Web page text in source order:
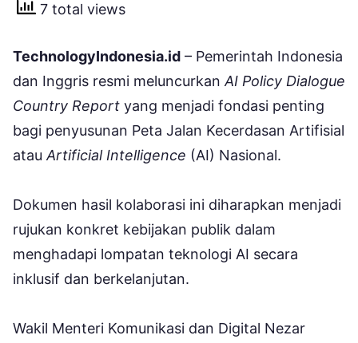
7 total views
TechnologyIndonesia.id – Pemerintah Indonesia
dan Inggris resmi meluncurkan AI Policy Dialogue
Country Report yang menjadi fondasi penting
bagi penyusunan Peta Jalan Kecerdasan Artifisial
atau Artificial Intelligence (AI) Nasional.
Dokumen hasil kolaborasi ini diharapkan menjadi
rujukan konkret kebijakan publik dalam
menghadapi lompatan teknologi AI secara
inklusif dan berkelanjutan.
Wakil Menteri Komunikasi dan Digital Nezar